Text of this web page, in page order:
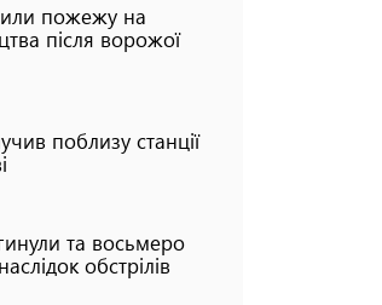
пожежу на
після ворожої
поблизу станції
та восьмеро
обстрілів